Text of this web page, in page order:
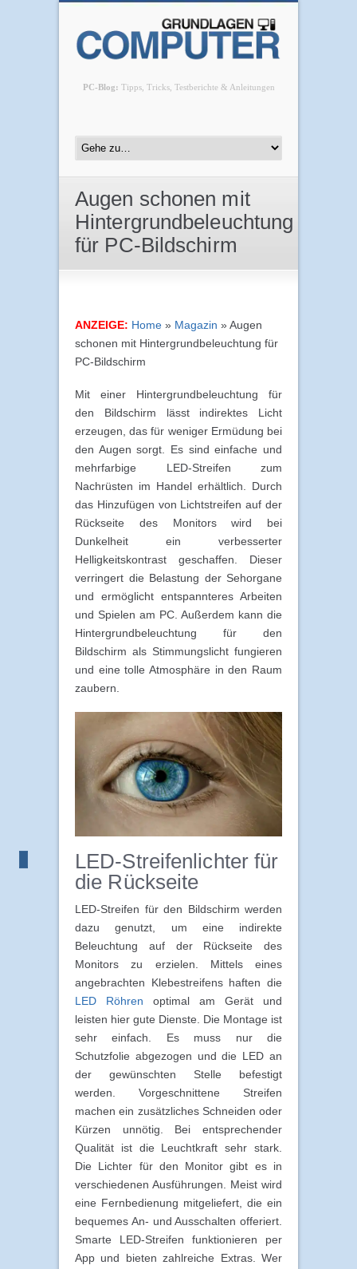
PC-Blog: Tipps, Tricks, Testberichte & Anleitungen
Augen schonen mit
Hintergrundbeleuchtung
für PC-Bildschirm
ANZEIGE: Home » Magazin »Augen
schonen mit Hintergrundbeleuchtung für
PC-Bildschirm
Mit einer Hintergrundbeleuchtung für
den Bildschirm lässt indirektes Licht
erzeugen, das für weniger Ermüdung bei
den Augen sorgt. Es sind einfache und
mehrfarbige LED-Streifen zum
Nachrüsten im Handel erhältlich. Durch
das Hinzufügen von Lichtstreifen auf der
Rückseite des Monitors wird bei
Dunkelheit ein verbesserter
Helligkeitskontrast geschaffen. Dieser
verringert die Belastung der Sehorgane
und ermöglicht entspannteres Arbeiten
und Spielen am PC. Außerdem kann die
Hintergrundbeleuchtung für den
Bildschirm als Stimmungslicht fungieren
und eine tolle Atmosphäre in den Raum
zaubern.
LED-Streifenlichter für
die Rückseite
LED-Streifen für den Bildschirm werden
dazu genutzt, um eine indirekte
Beleuchtung auf der Rückseite des
Monitors zu erzielen. Mittels eines
angebrachten Klebestreifens haften die
LED Röhren optimal am Gerät und
leisten hier gute Dienste. Die Montage ist
sehr einfach. Es muss nur die
Schutzfolie abgezogen und die LED an
der gewünschten Stelle befestigt
werden. Vorgeschnittene Streifen
machen ein zusätzliches Schneiden oder
Kürzen unnötig. Bei entsprechender
Qualität ist die Leuchtkraft sehr stark.
Die Lichter für den Monitor gibt es in
verschiedenen Ausführungen. Meist wird
eine Fernbedienung mitgeliefert, die ein
bequemes An- und Ausschalten offeriert.
Smarte LED-Streifen funktionieren per
App und bieten zahlreiche Extras. Wer